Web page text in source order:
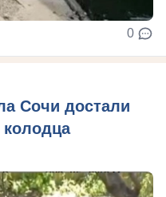
0
Сочи достали
колодца